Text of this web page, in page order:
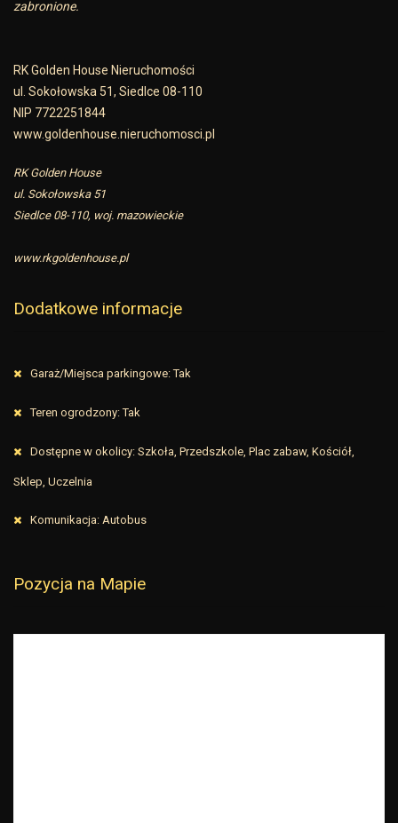
zabronione.
RK Golden House Nieruchomości
ul. Sokołowska 51, Siedlce 08-110
NIP 7722251844
www.goldenhouse.nieruchomosci.pl
RK Golden House
ul. Sokołowska 51
Siedlce 08-110, woj. mazowieckie
www.rkgoldenhouse.pl
Dodatkowe informacje
Garaż/Miejsca parkingowe: Tak
Teren ogrodzony: Tak
Dostępne w okolicy: Szkoła, Przedszkole, Plac zabaw, Kościół,
Sklep, Uczelnia
Komunikacja: Autobus
Pozycja na Mapie